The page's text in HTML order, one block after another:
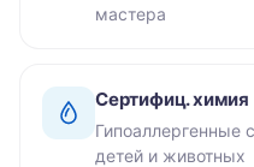
мастера
Сертифиц. химия
Гипоаллергенные
детей и животных